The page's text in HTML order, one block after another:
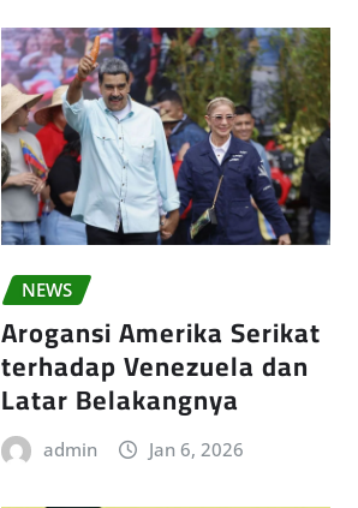
NEWS
Arogansi Amerika Serikat
terhadap Venezuela dan
Latar Belakangnya
admin Jan 6, 2026